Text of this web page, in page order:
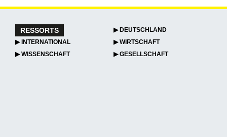
RESSORTS
▶ DEUTSCHLAND
▶ INTERNATIONAL
▶ WIRTSCHAFT
▶ WISSENSCHAFT
▶ GESELLSCHAFT